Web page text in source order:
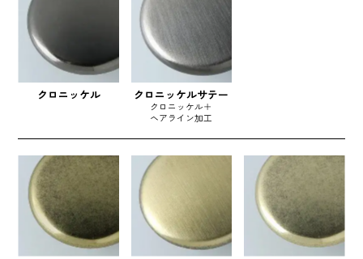
クロニッケル クロニッケルサテー
クロニッケル＋
ヘアライン加工